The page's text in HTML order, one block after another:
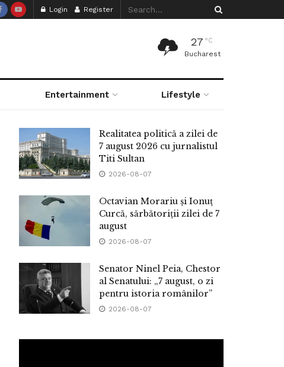
Login Register
27 °C
Bucharest
Entertainment Lifestyle
Realitatea politică a zilei de
7 august 2026 cu jurnalistul
Titi Sultan
2026-08-07
Octavian Morariu și Ionuț
Curcă, sărbătoriții zilei de 7
august
2026-08-07
Senator Ninel Peia, Chestor
al Senatului: „7 august, o zi
pentru istoria românilor”
2026-08-07